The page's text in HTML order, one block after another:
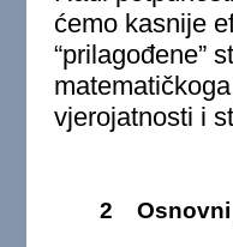
ćemo kasnije
“prilagođene”
vjerojatnosti i
2